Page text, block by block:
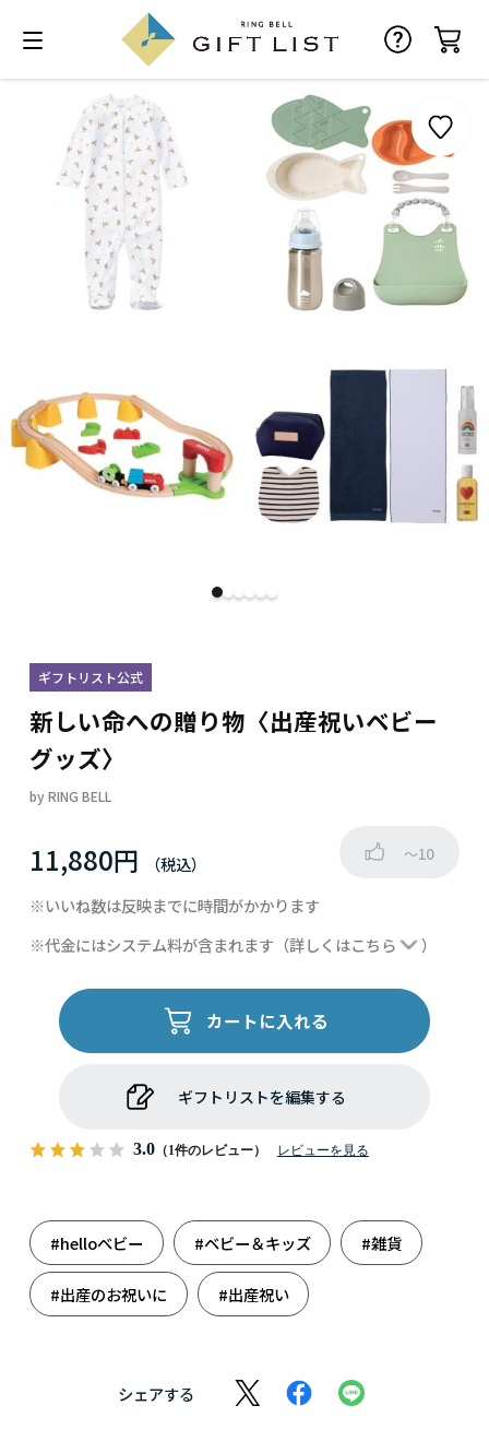
ギフトリスト公式
新しい命への贈り物〈出産祝いベビー
グッズ〉
byRING BELL
11,880円 ～10
※いいね数は反映までに時間がかかります
※代金にはシステム料が含まれます（詳しくはこちら ）
カートに入れる
ギフトリストを編集する
3.0（1件のレビュー） レビューを見る
#helloベビー #ベビー＆キッズ #雑貨
#出産のお祝いに #出産祝い
シェアする